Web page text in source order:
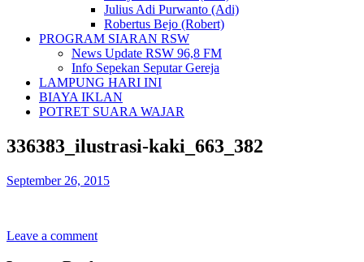
Julius Adi Purwanto (Adi)
Robertus Bejo (Robert)
PROGRAM SIARAN RSW
News Update RSW 96,8 FM
Info Sepekan Seputar Gereja
LAMPUNG HARI INI
BIAYA IKLAN
POTRET SUARA WAJAR
336383_ilustrasi-kaki_663_382
September 26, 2015
Leave a comment